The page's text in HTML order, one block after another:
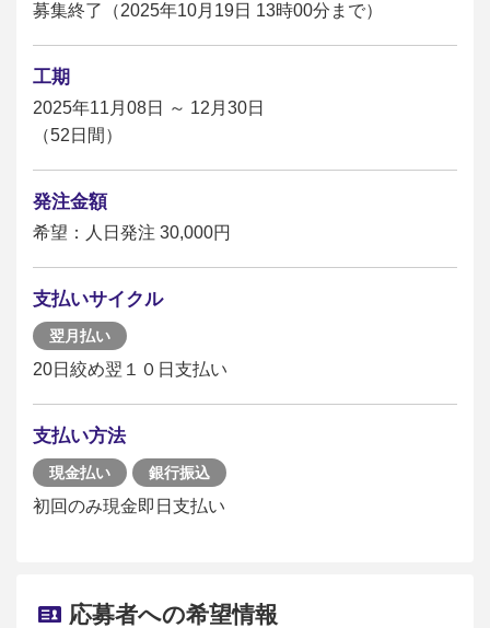
募集終了（2025年10月19日 13時00分まで）
工期
2025年11月08日 ～ 12月30日
（52日間）
発注金額
希望：人日発注 30,000円
支払いサイクル
翌月払い
20日絞め翌１０日支払い
支払い方法
現金払い 銀行振込
初回のみ現金即日支払い
応募者への希望情報